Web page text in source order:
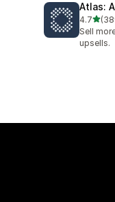
Atlas:
4.7별 5
총 리뷰
Sell
upsells.